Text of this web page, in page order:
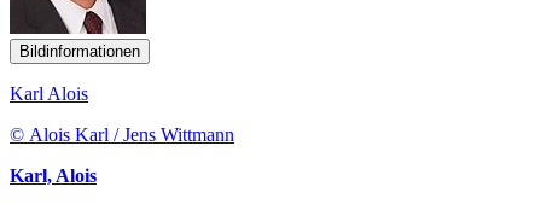
Bildinformationen
Karl Alois
© Alois Karl / Jens Wittmann
Karl, Alois